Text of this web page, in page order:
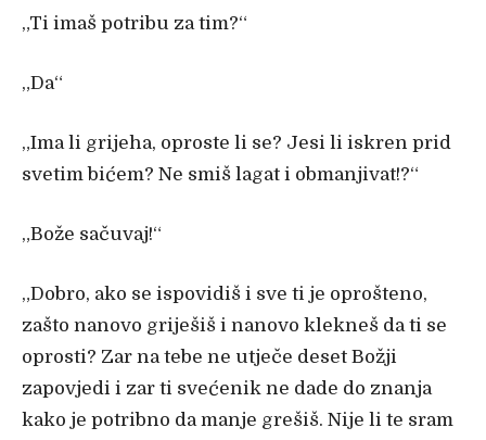
„Ti imaš potribu za tim?“
„Da“
„Ima li grijeha, oproste li se? Jesi li iskren prid
svetim bićem? Ne smiš lagat i obmanjivat!?“
„Bože sačuvaj!“
„Dobro, ako se ispovidiš i sve ti je oprošteno,
zašto nanovo griješiš i nanovo klekneš da ti se
oprosti? Zar na tebe ne utječe deset Božji
zapovjedi i zar ti svećenik ne dade do znanja
kako je potribno da manje grešiš. Nije li te sram